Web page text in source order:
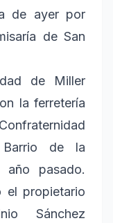
de ayer por
de San
de Miller
la ferretería
Barrio de la
año pasado.
el propietario
Sánchez